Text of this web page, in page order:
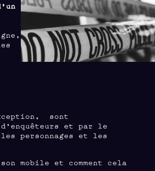
sont
et par le
personnages et les
mobile et comment cela